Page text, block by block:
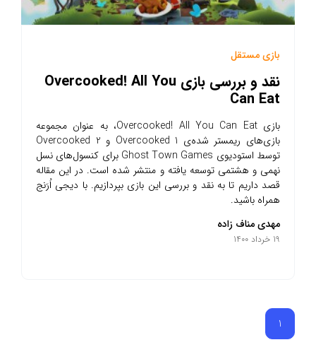
بازی مستقل
نقد و بررسی بازی Overcooked! All You
Can Eat
بازی Overcooked! All You Can Eat، به عنوان مجموعه
بازی‌های ریمستر شده‌ی Overcooked 1 و Overcooked 2
توسط استودیوی Ghost Town Games برای کنسول‌های نسل
نهمی و هشتمی توسعه یافته و منتشر شده است. در این مقاله
قصد داریم تا به نقد و بررسی این بازی بپردازیم. با دیجی اُرَنج
همراه باشید.
مهدی مناف زاده
19 خرداد 1400
1